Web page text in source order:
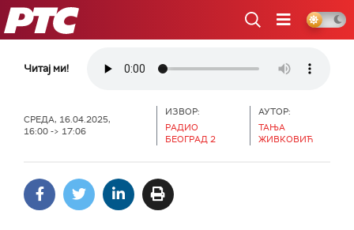
РТС
Читај ми!
СРЕДА, 16.04.2025,
16:00 -> 17:06
ИЗВОР:
РАДИО
БЕОГРАД 2
АУТОР:
ТАЊА
ЖИВКОВИЋ